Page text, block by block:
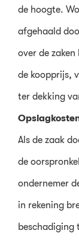
de hoogte.
afgehaald
over de
de koopprijs,
ter dekking
Als de zaak
de
ondernemer
in rekening
beschadiging